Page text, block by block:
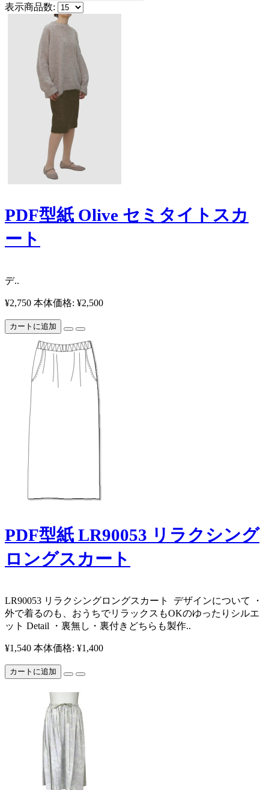
表示商品数:
PDF型紙 Olive セミタイトスカ
ート
​ デ..
¥2,750 本体価格: ¥2,500
カートに追加
PDF型紙 LR90053 リラクシング
ロングスカート
​LR90053 リラクシングロングスカート ​ デザインについて ・
外で着るのも、おうちでリラックスもOKのゆったりシルエ
ット Detail ・裏無し・裏付きどちらも製作..
¥1,540 本体価格: ¥1,400
カートに追加